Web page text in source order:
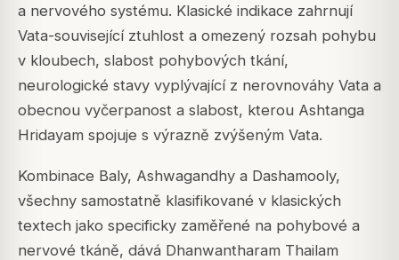
a nervového systému. Klasické indikace zahrnují
Vata-související ztuhlost a omezený rozsah pohybu
v kloubech, slabost pohybových tkání,
neurologické stavy vyplývající z nerovnováhy Vata a
obecnou vyčerpanost a slabost, kterou Ashtanga
Hridayam spojuje s výrazně zvýšeným Vata.
Kombinace Baly, Ashwagandhy a Dashamooly,
všechny samostatně klasifikované v klasických
textech jako specificky zaměřené na pohybové a
nervové tkáně, dává Dhanwantharam Thailam